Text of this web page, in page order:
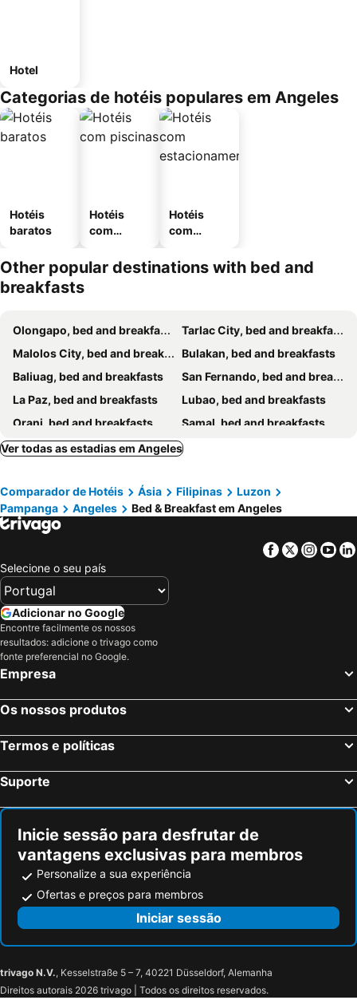
Hotel
Categorias de hotéis populares em Angeles
Hotéis
baratos
Hotéis
com
Hotéis
com
mento
Other popular destinations with bed and
breakfasts
Olongapo, bed and breakfasts
Tarlac City, bed and breakfasts
Malolos City, bed and breakfasts
Bulakan, bed and breakfasts
Baliuag, bed and breakfasts
San Fernando, bed and breakfasts
La Paz, bed and breakfasts
Lubao, bed and breakfasts
Orani, bed and breakfasts
Samal, bed and breakfasts
Ver todas as estadias em Angeles
Comparador de Hotéis Ásia Filipinas
Luzon
Pampanga
Angeles Bed & Breakfast em Angeles
Facebook
Twitter
Selecione o seu país
Adicionar no Google
Encontre facilmente os nossos
resultados: adicione o trivago como
fonte preferencial no Google.
Empresa
Os nossos produtos
Termos e políticas
Suporte
Inicie sessão para desfrutar de
vantagens exclusivas para membros
Personalize a sua experiência
Ofertas e preços para membros
Iniciar sessão
trivago N.V., Kesselstraße 5 – 7, 40221 Düsseldorf, Alemanha
Direitos autorais 2026 trivago | Todos os direitos reservados.